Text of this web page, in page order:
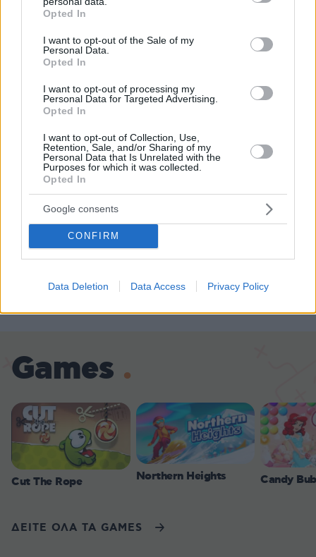
grant or deny consent to Google and its third-party tags to
use your data for below specified purposes in below Google
consent section.
Opted In
I want to opt-out of the Sale of my
Personal Data.
Opted In
I want to opt-out of processing my
Personal Data for Targeted Advertising.
Opted In
I want to opt-out of Collection, Use,
Retention, Sale, and/or Sharing of my
Personal Data that Is Unrelated with the
Purposes for which it was collected.
Opted In
Google consents
CONFIRM
Data Deletion Data Access Privacy Policy
πριν 40 λεπτά
λίγες ώρες μετά τον γάμο της και στο
τμήμα ζητούσε κλαίγοντας τον πατέρα
08.08.2026, 09:25 112
Καρέ-καρέ η ανάλυση του τροχαίου
στις Σέρρες με νεκρούς μητέρα και
γιο: Τι λέει πραγματογνώμονας στο
protothema
08.08.2026, 08:36 197
Games
Cut The Rope Northern Heights Candy
ΔΕΙΤΕ ΟΛΑ ΤΑ GAMES